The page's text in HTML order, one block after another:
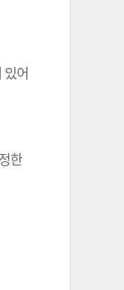
있어
한